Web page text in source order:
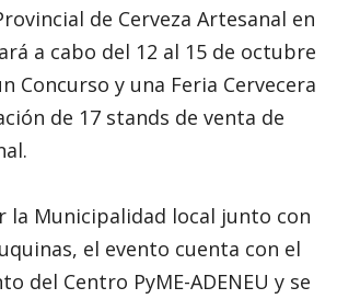
de Cerveza Artesanal en
a cabo del 12 al 15 de octubre
Concurso y una Feria Cervecera
de 17 stands de venta de
la Municipalidad local junto con
el evento cuenta con el
del Centro PyME-ADENEU y se